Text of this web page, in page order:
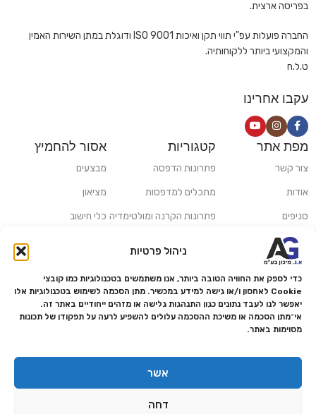
ניהול פרטיות
כדי לספק את החוויה הטובה ביותר, אנו משתמשים בטכנולוגיות כמו קובצי
Cookie לאחסון ו/או גישה למידע במכשיר. מתן הסכמה לשימוש בטכנולוגיות אלו
יאפשר לנו לעבד נתונים כגון התנהגות גלישה או מזהים ייחודיים באתר זה.
אי־מתן הסכמה או משיכת ההסכמה עלולים להשפיע לרעה על תפקודן של תכונות
מסוימות באתר.
אשר
דחה
בפריסה ארצית.
החברה פועלות עפ"י תווי תקן ואיכות ISO 9001 ודוגלת במתן השירות האמין
והמקצועי ביותר ללקוחותיה.
ט.ל.ח
עקבו אחרינו
מפת אתר
צור קשר
אודות
סניפים
משלוחים ואיסוף עצמי
מדריכים ומאמרים
מותגים
מעבדת תיקונים
הצהרת נגישות
מדיניות פרטיות
מדיניות החזרות והחזרים
קטגוריות
פתרונות הדפסה
מתכלים למדפסות
פתרונות הקרנה ומולטימדיה
פתרונות למגזר הרפואי
אסור להחמיץ
מבצעים
מציאון
כלי חישוב